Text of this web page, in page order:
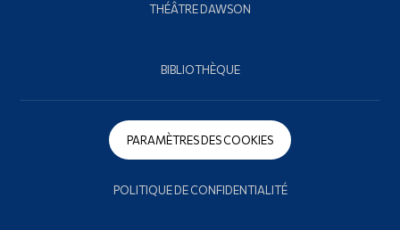
THÉÂTRE DAWSON
BIBLIOTHÈQUE
PARAMÈTRES DES COOKIES
POLITIQUE DE CONFIDENTIALITÉ